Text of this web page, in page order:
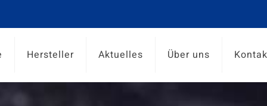
Hersteller Aktuelles Über uns